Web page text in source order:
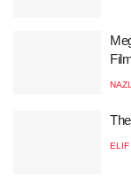
ELIF